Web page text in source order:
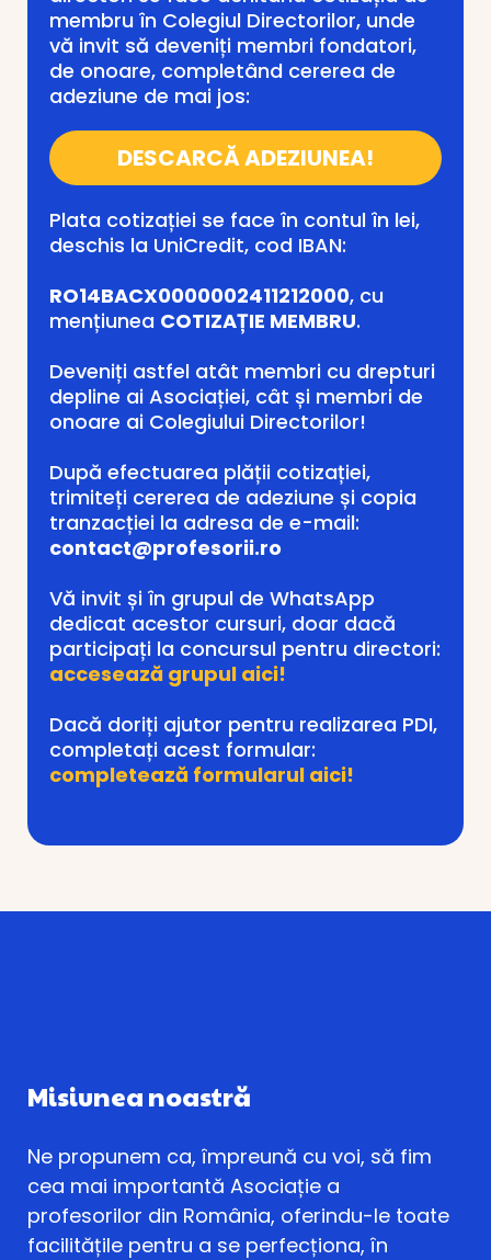
membru în Colegiul Directorilor, unde
vă invit să deveniți membri fondatori,
de onoare, completând cererea de
adeziune de mai jos:
DESCARCĂ ADEZIUNEA!
Plata cotizației se face în contul în lei,
deschis la UniCredit, cod IBAN:
RO14BACX0000002411212000, cu
mențiunea COTIZAȚIE MEMBRU.
Deveniți astfel atât membri cu drepturi
depline ai Asociației, cât și membri de
onoare ai Colegiului Directorilor!
După efectuarea plății cotizației,
trimiteți cererea de adeziune și copia
tranzacției la adresa de e-mail:
contact@profesorii.ro
Vă invit și în grupul de WhatsApp
dedicat acestor cursuri, doar dacă
participați la concursul pentru directori:
accesează grupul aici!
Dacă doriți ajutor pentru realizarea PDI,
completați acest formular:
completează formularul aici!
Misiunea noastră
Ne propunem ca, împreună cu voi, să fim
cea mai importantă Asociație a
profesorilor din România, oferindu-le toate
facilitățile pentru a se perfecționa, în